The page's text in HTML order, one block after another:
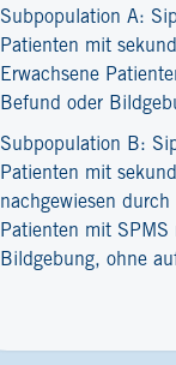
Subpopulation A:
Patienten mit
Erwachsene
Befund oder
Subpopulation B:
Patienten mit
nachgewiesen
Patienten mit
Bildgebung, ohne